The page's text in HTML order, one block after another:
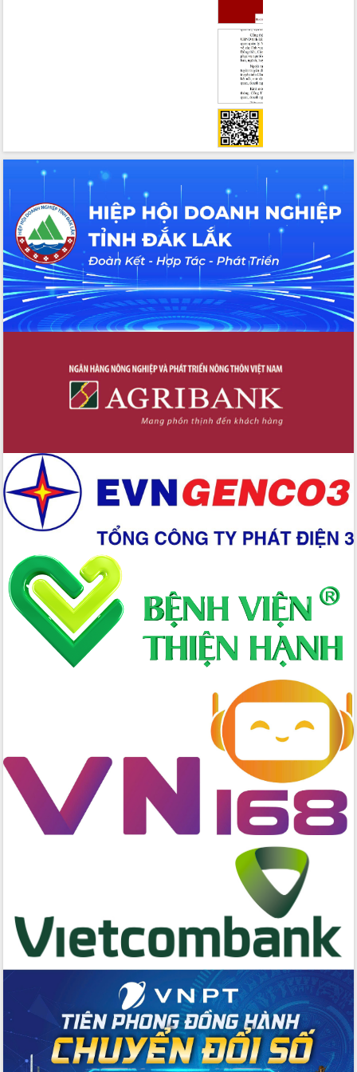
tại Trung tâm Phục vụ hành chính
công tỉnh
Đắk Lắk: Tôn vinh 46 giải pháp tại Hội
thi Sáng tạo Kỹ thuật 2024 - 2025
Đắk Lắk rà soát, điều chỉnh Đề án 190
về phát triển nuôi trồng thủy sản
Phó Chủ tịch UBND tỉnh Đắk Lắk
Trương Công Thái kiểm tra thực địa
Dự án cao tốc Khánh Hòa - Buôn Ma
Thuột
Định vị cà phê Việt Nam như một “di
Xây dựng nông thôn mới: Nâng cao đời
sống người dân từ những mô hình thiết
Quyết liệt tháo gỡ vướng mắc, đẩy
Hòn Yến phát triển du lịch gắn với bảo
tồn biển
Lấy ý kiến điều chỉnh Quy hoạch tỉnh
Đắk Lắk thời kỳ 2021-2030, tầm nhìn
đến năm 2050
Phát động chiến dịch 30 ngày đêm
giải phóng mặt bằng Tuyến đường bộ
ven biển
Đắk Lắk nỗ lực thúc đẩy tăng trưởng
kinh tế từ 10% trở lên trong Quý
II/2026
Đắk Lắk ký kết thỏa thuận hợp tác về
cho trạm y tế cấp xã
Du lịch Đắk Lắk nâng tầm trải nghiệm
du khách thông qua Hệ thống cơ sở dữ
liệu và Bản đồ số
Tập huấn ứng dụng trí tuệ nhân tạo (AI)
Quyết liệt cải cách hành chính, khơi
thông nguồn lực phát triển
Nâng cao hiệu lực, hiệu quả HĐND
tỉnh thông qua hiện đại hóa hành chính
Xã Ea Phê gắn cải cách hành chính với
Phó Chủ tịch Thường trực UBND tỉnh
Hồ Thị Nguyên Thảo làm việc tại Trung
tâm Phục vụ hành chính công xã Ea